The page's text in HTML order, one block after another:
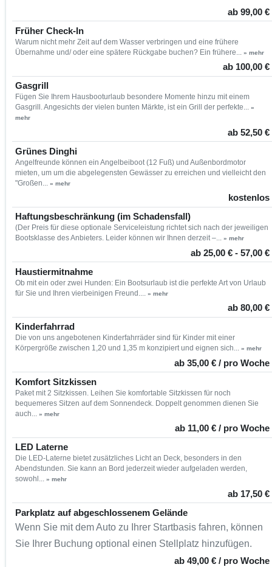
ab 99,00 €
Früher Check-In
Warum nicht mehr Zeit auf dem Wasser verbringen und eine frühere
Übernahme und/ oder eine spätere Rückgabe buchen? Ein frühere... » mehr
ab 100,00 €
Gasgrill
Fügen Sie Ihrem Hausbooturlaub besondere Momente hinzu mit einem
Gasgrill. Angesichts der vielen bunten Märkte, ist ein Grill der perfekte... »
mehr
ab 52,50 €
Grünes Dinghi
Angelfreunde können ein Angelbeiboot (12 Fuß) und Außenbordmotor
mieten, um um die abgelegensten Gewässer zu erreichen und vielleicht den
"Großen... » mehr
kostenlos
Haftungsbeschränkung (im Schadensfall)
(Der Preis für diese optionale Serviceleistung richtet sich nach der jeweiligen
Bootsklasse des Anbieters. Leider können wir Ihnen derzeit –... » mehr
ab 25,00 € - 57,00 €
Haustiermitnahme
Ob mit ein oder zwei Hunden: Ein Bootsurlaub ist die perfekte Art von Urlaub
für Sie und Ihren vierbeinigen Freund.... » mehr
ab 80,00 €
Kinderfahrrad
Die von uns angebotenen Kinderfahrräder sind für Kinder mit einer
Körpergröße zwischen 1,20 und 1,35 m konzipiert und eignen sich... » mehr
ab 35,00 € / pro Woche
Komfort Sitzkissen
Paket mit 2 Sitzkissen. Leihen Sie komfortable Sitzkissen für noch
bequemeres Sitzen auf dem Sonnendeck. Doppelt genommen dienen Sie
auch... » mehr
ab 11,00 € / pro Woche
LED Laterne
Die LED-Laterne bietet zusätzliches Licht an Deck, besonders in den
Abendstunden. Sie kann an Bord jederzeit wieder aufgeladen werden,
sowohl... » mehr
ab 17,50 €
Parkplatz auf abgeschlossenem Gelände
Wenn Sie mit dem Auto zu Ihrer Startbasis fahren, können
Sie Ihrer Buchung optional einen Stellplatz hinzufügen.
ab 49,00 € / pro Woche